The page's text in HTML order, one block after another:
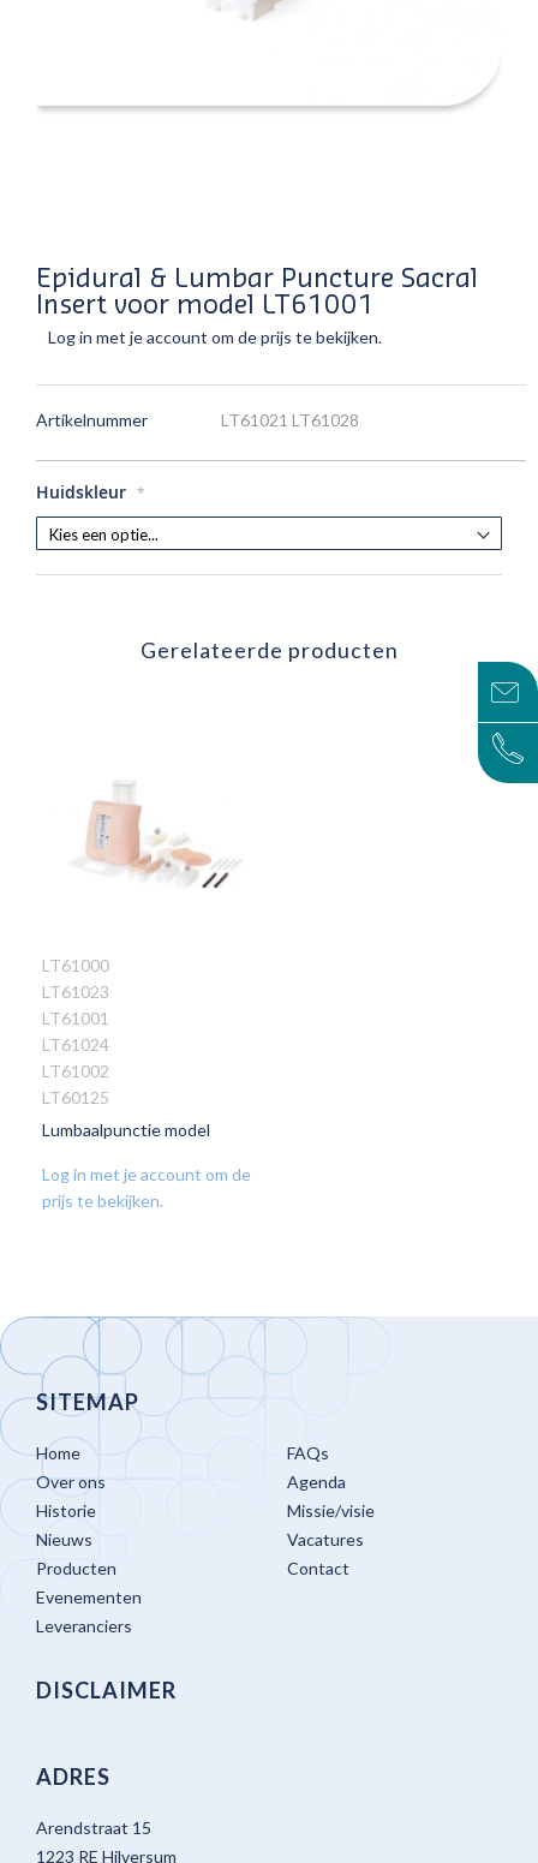
Epidural & Lumbar Puncture Sacral
Insert voor model LT61001
Log in met je account om de prijs te bekijken.
Artikelnummer LT61021 LT61028
Huidskleur
Gerelateerde producten
VOEG
TOE
AAN
VERLANGLIJST
LT61000
LT61023
LT61001
LT61024
LT61002
LT60125
Lumbaalpunctie model
Log in met je account om de
prijs te bekijken.
SITEMAP
Home
Over ons
Historie
Nieuws
Producten
Evenementen
Leveranciers
FAQs
Agenda
Missie/visie
Vacatures
Contact
DISCLAIMER
ADRES
Arendstraat 15
1223 RE Hilversum